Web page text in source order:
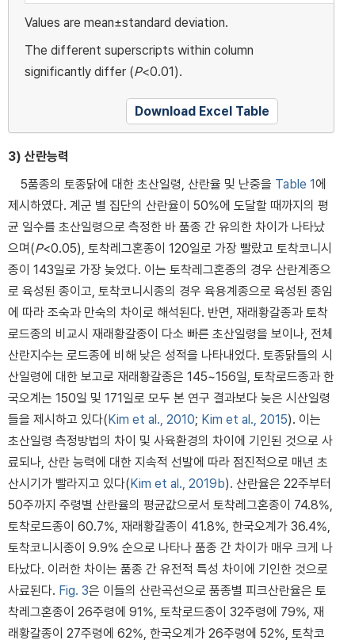
Values are mean±standard deviation.
The different superscripts within column
significantly differ (P<0.01).
Download Excel Table
3) 산란능력
5품종의 토종닭에 대한 초산일령, 산란율 및 난중을 Table 1에
제시하였다. 계군 별 집단의 산란율이 50%에 도달할 때까지의 평
균 일수를 초산일령으로 측정한 바 품종 간 유의한 차이가 나타났
으며(P<0.05), 토착레그혼종이 120일로 가장 빨랐고 토착코니시
종이 143일로 가장 늦었다. 이는 토착레그혼종의 경우 산란계종으
로 육성된 종이고, 토착코니시종의 경우 육용계종으로 육성된 종임
에 따라 조숙과 만숙의 차이로 해석된다. 반면, 재래황갈종과 토착
로드종의 비교시 재래황갈종이 다소 빠른 초산일령을 보이나, 전체
산란지수는 로드종에 비해 낮은 성적을 나타내었다. 토종닭들의 시
산일령에 대한 보고로 재래황갈종은 145~156일, 토착로드종과 한
국오계는 150일 및 171일로 모두 본 연구 결과보다 늦은 시산일령
들을 제시하고 있다(Kim et al., 2010; Kim et al., 2015). 이는
초산일령 측정방법의 차이 및 사육환경의 차이에 기인된 것으로 사
료되나, 산란 능력에 대한 지속적 선발에 따라 점진적으로 매년 초
산시기가 빨라지고 있다(Kim et al., 2019b). 산란율은 22주부터
50주까지 주령별 산란율의 평균값으로서 토착레그혼종이 74.8%,
토착로드종이 60.7%, 재래황갈종이 41.8%, 한국오계가 36.4%,
토착코니시종이 9.9% 순으로 나타나 품종 간 차이가 매우 크게 나
타났다. 이러한 차이는 품종 간 유전적 특성 차이에 기인한 것으로
사료된다. Fig. 3은 이들의 산란곡선으로 품종별 피크산란율은 토
착레그혼종이 26주령에 91%, 토착로드종이 32주령에 79%, 재
래황갈종이 27주령에 62%, 한국오계가 26주령에 52%, 토착코